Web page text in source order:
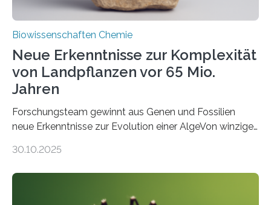
Biowissenschaften Chemie
Neue Erkenntnisse zur Komplexität
von Landpflanzen vor 65 Mio.
Jahren
Forschungsteam gewinnt aus Genen und Fossilien
neue Erkenntnisse zur Evolution einer AlgeVon winzigen
Landpflanzen zählen zu den komplexesten
Grünalgen, die vor Hunderten von Millionen Jahren
30.10.2025